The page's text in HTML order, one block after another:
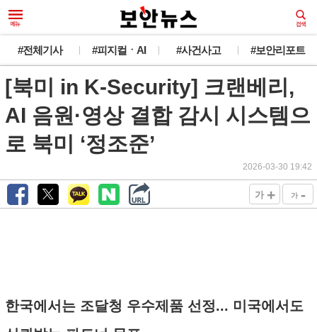
#전체기사 #피지컬ㆍAI #사건사고 #보안리포트
[북미 in K-Security] 크랜베리,
AI 음원·영상 결합 감시 시스템으
로 북미 ‘정조준’
2026-03-30 19:42
가 + 가 -
한국에서는 조달청 우수제품 선정... 미국에서도